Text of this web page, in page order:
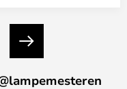
Weiter